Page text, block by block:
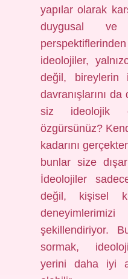
yapılar olarak
duygusal ve
ideolojiler,
değil, bireylerin
davranışlarını
siz ideolojik
özgürsünüz?
kadarını
bunlar size
İdeolojiler
değil, kişisel
şekillendiriyor.
sormak,
yerini daha iyi